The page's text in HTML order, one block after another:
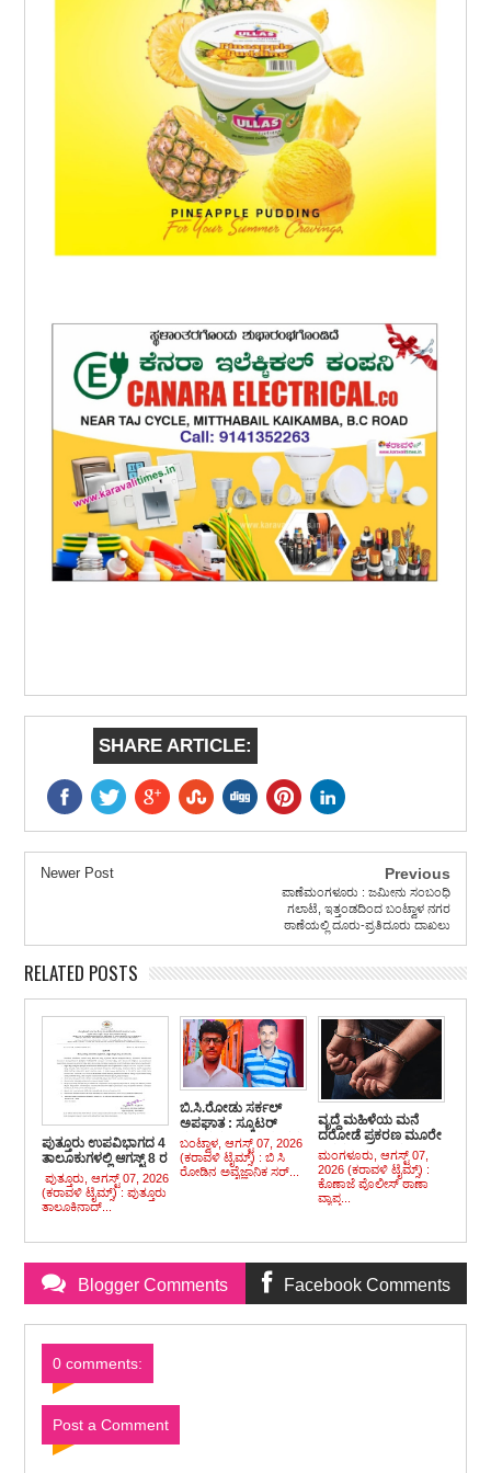
SHARE ARTICLE:
Newer Post Previous
ಪಾಣೆಮಂಗಳೂರು : ಜಮೀನು ಸಂಬಂಧಿ
ಗಲಾಟೆ, ಇತ್ತಂಡದಿಂದ ಬಂಟ್ವಾಳ ನಗರ
ಠಾಣೆಯಲ್ಲಿ ದೂರು-ಪ್ರತಿದೂರು ದಾಖಲು
RELATED POSTS
ಪುತ್ತೂರು ಉಪವಿಭಾಗದ 4
ತಾಲೂಕುಗಳಲ್ಲಿ ಆಗಸ್ಟ್ 8 ರ
ಶನಿವಾರ ಶಾಲೆ-ಪಿಯು
ಕಾಲೇಜಿಗೆ ರಜೆ ಘೋಷಣೆ
ಪುತ್ತೂರು, ಆಗಸ್ಟ್ 07, 2026
(ಕರಾವಳಿ ಟೈಮ್ಸ್) : ಪುತ್ತೂರು
ತಾಲೂಕಿನಾದ್...
ಬಿ.ಸಿ.ರೋಡು ಸರ್ಕಲ್
ಅಪಘಾತ : ಸ್ಕೂಟರ್
ಸವಾರ ಕೂಡಾ ಮೃತ್ಯು ವಶ
ಬಂಟ್ವಾಳ, ಆಗಸ್ಟ್ 07, 2026
(ಕರಾವಳಿ ಟೈಮ್ಸ್) : ಬಿ ಸಿ
ರೋಡಿನ ಅವೈಜ್ಞಾನಿಕ ಸರ್...
ವೃದ್ದೆ ಮಹಿಳೆಯ ಮನೆ
ದರೋಡೆ ಪ್ರಕರಣ ಮೂರೇ
ದಿನದಲ್ಲಿ ಬೇಧಿಸಿದ
ಪೊಲೀಸರು :
ಚಿನ್ನಾಭರಣಗಳ ಸಹಿತ
ಇಬ್ಬರು ಅಂದರ್
ಮಂಗಳೂರು, ಆಗಸ್ಟ್ 07,
2026 (ಕರಾವಳಿ ಟೈಮ್ಸ್) :
ಕೊಣಾಜೆ ಪೊಲೀಸ್ ಠಾಣಾ
ವ್ಯಾಪ್ತ...
Blogger Comments Facebook Comments
0 comments:
Post a Comment